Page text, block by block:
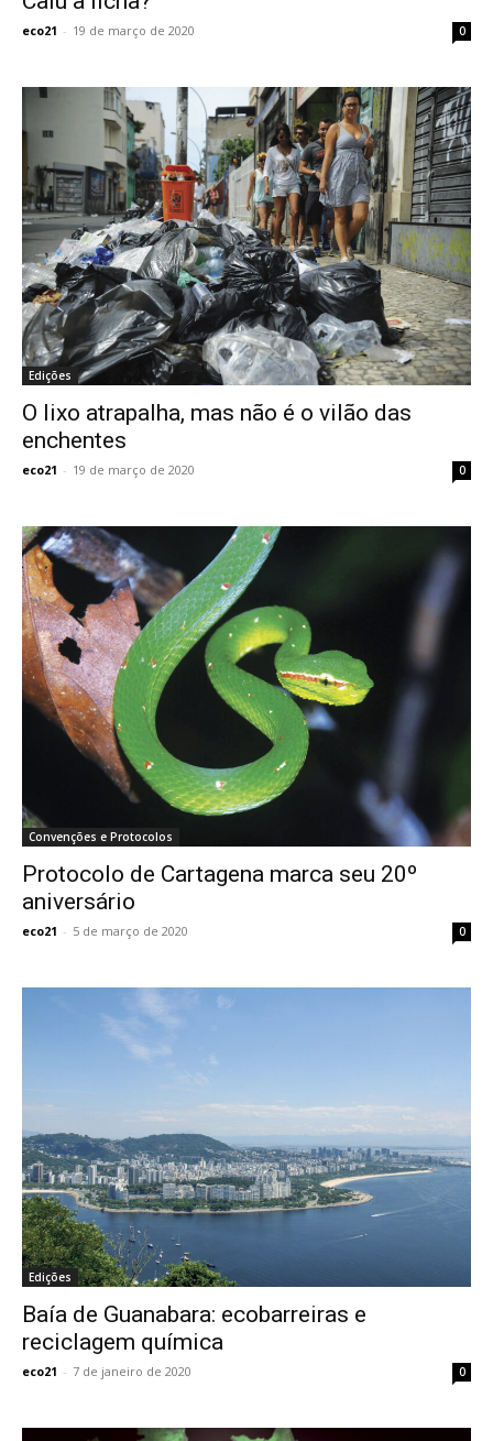
eco21 - 19 de março de 2020 0
Edições
O lixo atrapalha, mas não é o vilão das
enchentes
eco21 - 19 de março de 2020 0
Convenções e Protocolos
Protocolo de Cartagena marca seu 20º
aniversário
eco21 - 5 de março de 2020 0
Edições
Baía de Guanabara: ecobarreiras e
reciclagem química
eco21 - 7 de janeiro de 2020 0